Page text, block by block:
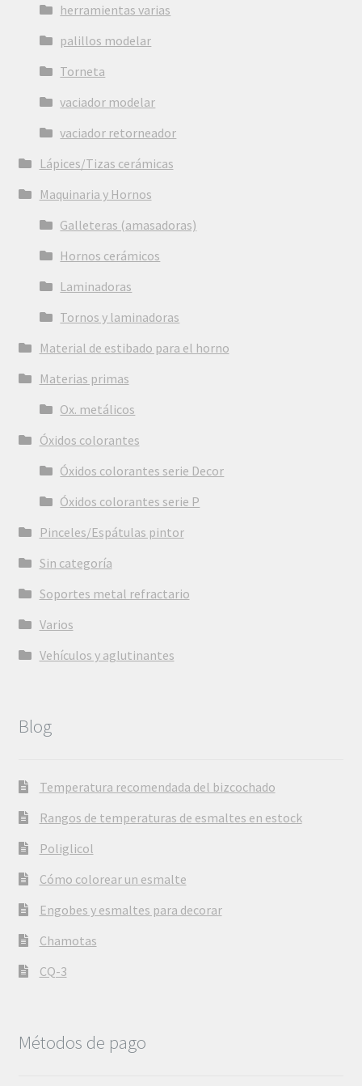
herramientas varias
palillos modelar
Torneta
vaciador modelar
vaciador retorneador
Lápices/Tizas cerámicas
Maquinaria y Hornos
Galleteras (amasadoras)
Hornos cerámicos
Laminadoras
Tornos y laminadoras
Material de estibado para el horno
Materias primas
Ox. metálicos
Óxidos colorantes
Óxidos colorantes serie Decor
Óxidos colorantes serie P
Pinceles/Espátulas pintor
Sin categoría
Soportes metal refractario
Varios
Vehículos y aglutinantes
Blog
Temperatura recomendada del bizcochado
Rangos de temperaturas de esmaltes en estock
Poliglicol
Cómo colorear un esmalte
Engobes y esmaltes para decorar
Chamotas
CQ-3
Métodos de pago